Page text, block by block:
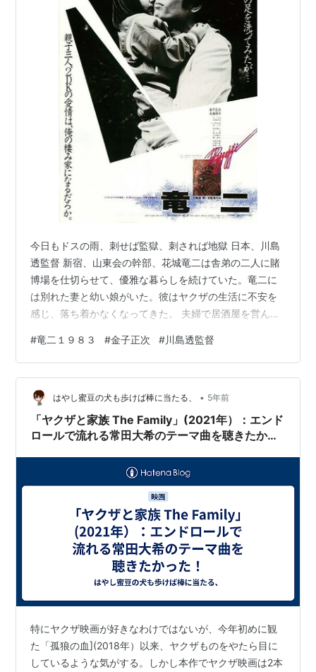
今日もドスの雨、刺せば監獄、刺されば地獄 日本、川島
透監督 新宿、山東会の幹部、花城竜二は舎弟の二人に賭
博場を仕切らせて、優雅な暮らしを続けていた。竜二に
は別れた妻と幼い娘がいた。彼はヤクザの生活に不安を
感じ、落ち着かなくなってきた。 夫婦で居酒屋を営んで
に堅気になったという。 やがて竜二も堅気になって妻と
娘と小さなアパートで暮らし始める。 関谷に紹介しても
らった酒屋の配達の仕事につく。 朝、妻と娘に「いって
らっしゃい」と見送られ仕事に出かけ、仕事が終われば
風呂上りにビールを飲む。ささやかだけど三人で暮らせ
る幸せをかみしてゆく。 しかしいつしか…
#竜二１９８３ #金子正次 #川島透監督
はやし蜜豆の犬も歩けば棒に当たる、 • 5年前
「ヤクザと家族 The Family」(2021年）：エンド
ロールで流れる常田大希のテーマ曲を聴きたかっ
特にヤクザ映画が好きなわけではないが、今年初めに観
た「孤狼の血](2018年）以来、ヤクザものをやたら目に
しているような気がする。しかし本作でヤクザ映画は2本